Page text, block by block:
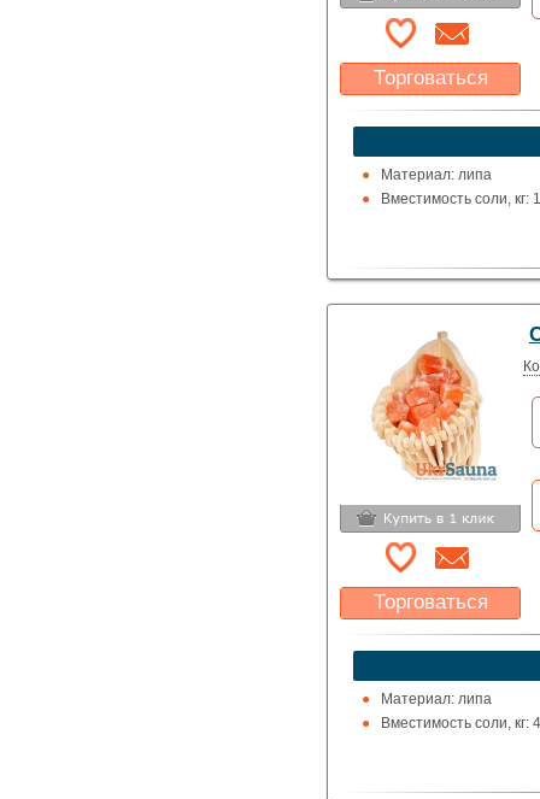
Торговаться
Какая цена Вас
устроит?
Указать цену
Материал: липа
Вместимость соли, кг:
Торговаться
Какая цена Вас
устроит?
Указать цену
Материал: липа
Вместимость соли, кг: